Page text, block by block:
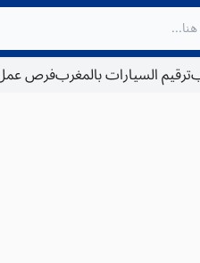
ترقيم السيارات بالمغربفرص